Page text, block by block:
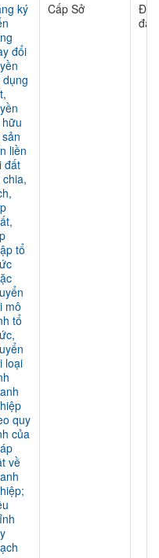
ký
đổi
liền
đất
tổ
mô
tổ
loại
quy
của
về
Cấp Sở
Đất
đai